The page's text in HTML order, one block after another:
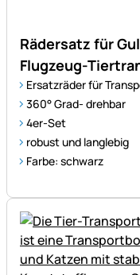
Rädersatz für
Flugzeug-
Ersatzräder für
360° Grad- drehbar
4er-Set
robust und langlebig
Farbe: schwarz